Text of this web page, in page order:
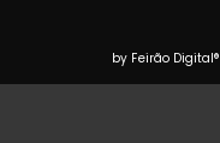
by Feirão Digital®